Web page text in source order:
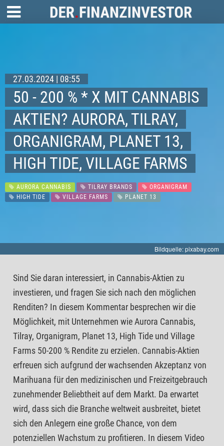
27.03.2024 | 08:55
50 - 200 % * X MIT CANNABIS
AKTIEN? AURORA, TILRAY,
ORGANIGRAM, PLANET 13,
HIGH TIDE, VILLAGE FARMS
AURORA CANNABIS TILRAY BRANDS
ORGANIGRAM
HIGH TIDE
VILLAGE FARMS PLANET 13
Bildquelle: pixabay.com
Sind Sie daran interessiert, in Cannabis-Aktien zu
investieren, und fragen Sie sich nach den möglichen
Renditen? In diesem Kommentar besprechen wir die
Möglichkeit, mit Unternehmen wie Aurora Cannabis,
Tilray, Organigram, Planet 13, High Tide und Village
Farms 50-200 % Rendite zu erzielen. Cannabis-Aktien
erfreuen sich aufgrund der wachsenden Akzeptanz von
Marihuana für den medizinischen und Freizeitgebrauch
zunehmender Beliebtheit auf dem Markt. Da erwartet
wird, dass sich die Branche weltweit ausbreitet, bietet
sich den Anlegern eine große Chance, von dem
potenziellen Wachstum zu profitieren. In diesem Video